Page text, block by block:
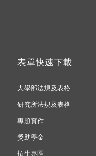
表單快速下載
大學部法規及表格
研究所法規及表格
專題實作
獎助學金
招生專區